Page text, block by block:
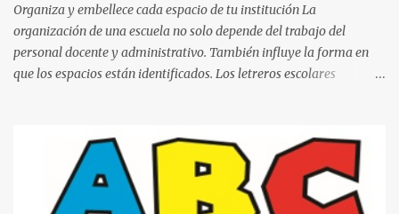
Organiza y embellece cada espacio de tu institución La
organización de una escuela no solo depende del trabajo del
personal docente y administrativo. También influye la forma en
que los espacios están identificados. Los letreros escolares
decorativo que hace que la institución luzca más ordenada,
moderna y acogedora. Pensando en esta necesidad, he diseñado
una colección de letreros útiles para la escuela con un estilo
elegante, fácil de leer y listo para imprimir en alta calidad. Su